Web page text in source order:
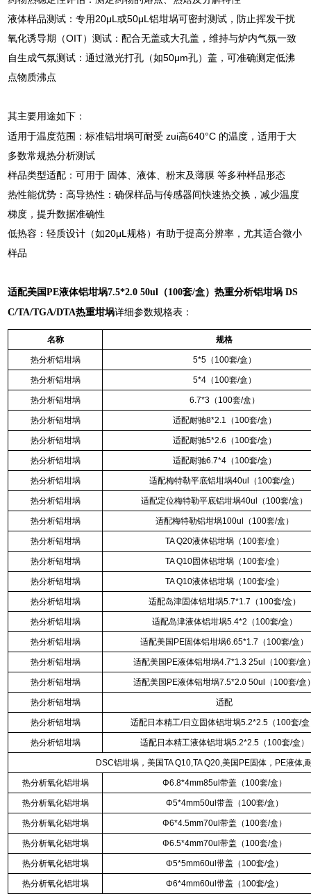
‌液体样品测试‌：专用20μL或50μL铝坩埚可密封测试，防止挥发干扰
‌氧化诱导期（OIT）测试‌：配合无盖或大孔盖，维持与炉内气氛一致
‌自生成气氛测试‌：通过激光打孔（如50μm孔）盖，可准确测定低沸
点物质沸点 ‌
其主要用途如下：
‌适用于温度范围‌：标准铝坩埚可耐受 ‌zui高640°C‌ 的温度，适用于大
多数常规热分析测试
‌样品类型适配‌：可用于 ‌固体、液体、粉末及薄膜‌ 等多种样品形态
‌热性能优势‌：‌高导热性‌：确保样品与传感器间快速热交换，减少温度
梯度，提升数据准确性
‌低热容‌：轻质设计（如20μL规格）有助于提高分辨率，尤其适合微小
样品
适配美国PE液体铝坩埚7.5*2.0 50ul（100套/盒）热重分析铝坩埚 DS
C/TA/TGA/DTA热重坩埚详细参数规格表：
名称 规格
热分析铝坩埚 5*5（100套/盒）
热分析铝坩埚 5*4（100套/盒）
热分析铝坩埚 6.7*3（100套/盒）
热分析铝坩埚 适配耐驰8*2.1（100套/盒）
热分析铝坩埚 适配耐驰5*2.6（100套/盒）
热分析铝坩埚 适配耐驰6.7*4（100套/盒）
热分析铝坩埚 适配梅特勒平底铝坩埚40ul（100套/盒）
热分析铝坩埚 适配定位梅特勒平底铝坩埚40ul（100套/盒）
热分析铝坩埚 适配梅特勒铝坩埚100ul（100套/盒）
热分析铝坩埚 TA Q20液体铝坩埚（100套/盒）
热分析铝坩埚 TA Q10固体铝坩埚（100套/盒）
热分析铝坩埚 TA Q10液体铝坩埚（100套/盒）
热分析铝坩埚 适配岛津固体铝坩埚5.7*1.7（100套/盒）
热分析铝坩埚 适配岛津液体铝坩埚5.4*2（100套/盒）
热分析铝坩埚 适配美国PE固体铝坩埚6.65*1.7（100套/盒）
热分析铝坩埚 适配美国PE液体铝坩埚4.7*1.3 25ul（100套/盒
热分析铝坩埚 适配美国PE液体铝坩埚7.5*2.0 50ul（100套/盒
热分析铝坩埚 适配
热分析铝坩埚 适配日本精工/日立固体铝坩埚5.2*2.5（100套/
热分析铝坩埚 适配日本精工液体铝坩埚5.2*2.5（100套/盒）
DSC铝坩埚，美国TA Q10,TA Q20,美国PE固体，PE液体,
热分析氧化铝坩埚 Φ6.8*4mm85ul带盖（100套/盒）
热分析氧化铝坩埚 Φ5*4mm50ul带盖（100套/盒）
热分析氧化铝坩埚 Φ6*4.5mm70ul带盖（100套/盒）
热分析氧化铝坩埚 Φ6.5*4mm70ul带盖（100套/盒）
热分析氧化铝坩埚 Φ5*5mm60ul带盖（100套/盒）
热分析氧化铝坩埚 Φ6*4mm60ul带盖（100套/盒）